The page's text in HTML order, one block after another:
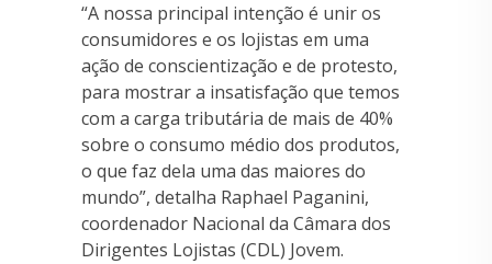
“A nossa principal intenção é unir os
consumidores e os lojistas em uma
ação de conscientização e de protesto,
para mostrar a insatisfação que temos
com a carga tributária de mais de 40%
sobre o consumo médio dos produtos,
o que faz dela uma das maiores do
mundo”, detalha Raphael Paganini,
coordenador Nacional da Câmara dos
Dirigentes Lojistas (CDL) Jovem.